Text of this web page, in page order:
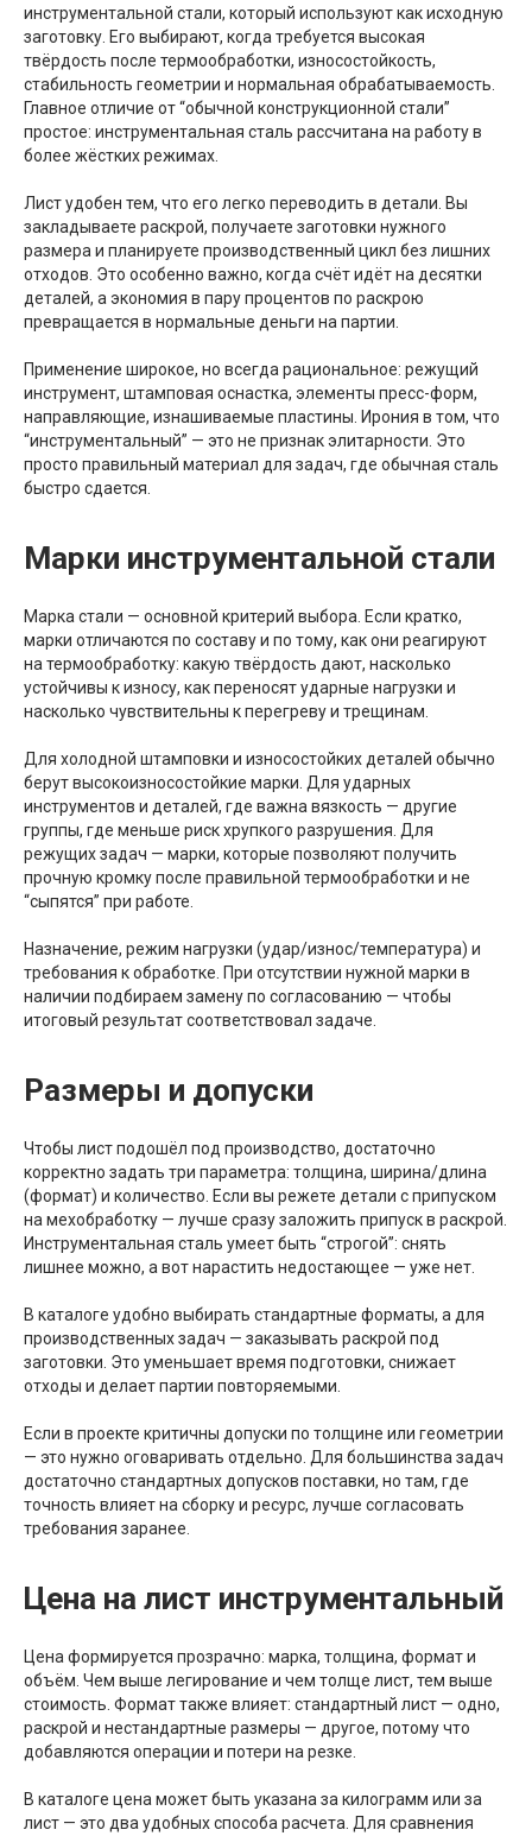
инструментальной стали, который используют как исходную
заготовку. Его выбирают, когда требуется высокая
твёрдость после термообработки, износостойкость,
стабильность геометрии и нормальная обрабатываемость.
Главное отличие от “обычной конструкционной стали”
простое: инструментальная сталь рассчитана на работу в
более жёстких режимах.
Лист удобен тем, что его легко переводить в детали. Вы
закладываете раскрой, получаете заготовки нужного
размера и планируете производственный цикл без лишних
отходов. Это особенно важно, когда счёт идёт на десятки
деталей, а экономия в пару процентов по раскрою
превращается в нормальные деньги на партии.
Применение широкое, но всегда рациональное: режущий
инструмент, штамповая оснастка, элементы пресс-форм,
направляющие, изнашиваемые пластины. Ирония в том, что
“инструментальный” — это не признак элитарности. Это
просто правильный материал для задач, где обычная сталь
быстро сдается.
Марки инструментальной стали
Марка стали — основной критерий выбора. Если кратко,
марки отличаются по составу и по тому, как они реагируют
на термообработку: какую твёрдость дают, насколько
устойчивы к износу, как переносят ударные нагрузки и
насколько чувствительны к перегреву и трещинам.
Для холодной штамповки и износостойких деталей обычно
берут высокоизносостойкие марки. Для ударных
инструментов и деталей, где важна вязкость — другие
группы, где меньше риск хрупкого разрушения. Для
режущих задач — марки, которые позволяют получить
прочную кромку после правильной термообработки и не
“сыпятся” при работе.
Назначение, режим нагрузки (удар/износ/температура) и
требования к обработке. При отсутствии нужной марки в
наличии подбираем замену по согласованию — чтобы
итоговый результат соответствовал задаче.
Размеры и допуски
Чтобы лист подошёл под производство, достаточно
корректно задать три параметра: толщина, ширина/длина
(формат) и количество. Если вы режете детали с припуском
на мехобработку — лучше сразу заложить припуск в раскрой.
Инструментальная сталь умеет быть “строгой”: снять
лишнее можно, а вот нарастить недостающее — уже нет.
В каталоге удобно выбирать стандартные форматы, а для
производственных задач — заказывать раскрой под
заготовки. Это уменьшает время подготовки, снижает
отходы и делает партии повторяемыми.
Если в проекте критичны допуски по толщине или геометрии
— это нужно оговаривать отдельно. Для большинства задач
достаточно стандартных допусков поставки, но там, где
точность влияет на сборку и ресурс, лучше согласовать
требования заранее.
Цена на лист инструментальный
Цена формируется прозрачно: марка, толщина, формат и
объём. Чем выше легирование и чем толще лист, тем выше
стоимость. Формат также влияет: стандартный лист — одно,
раскрой и нестандартные размеры — другое, потому что
добавляются операции и потери на резке.
В каталоге цена может быть указана за килограмм или за
лист — это два удобных способа расчета. Для сравнения